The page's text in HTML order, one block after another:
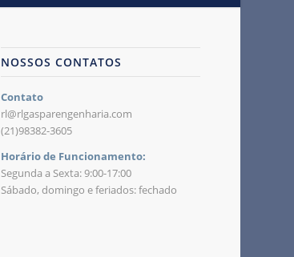
NOSSOS CONTATOS
Contato
rl@rlgasparengenharia.com
(21)98382-3605
Horário de Funcionamento:
Segunda a Sexta: 9:00-17:00
Sábado, domingo e feriados: fechado